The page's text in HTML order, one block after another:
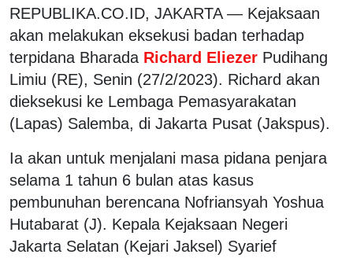
REPUBLIKA.CO.ID, JAKARTA — Kejaksaan
akan melakukan eksekusi badan terhadap
terpidana Bharada Richard Eliezer Pudihang
Limiu (RE), Senin (27/2/2023). Richard akan
dieksekusi ke Lembaga Pemasyarakatan
(Lapas) Salemba, di Jakarta Pusat (Jakspus).
Ia akan untuk menjalani masa pidana penjara
selama 1 tahun 6 bulan atas kasus
pembunuhan berencana Nofriansyah Yoshua
Hutabarat (J). Kepala Kejaksaan Negeri
Jakarta Selatan (Kejari Jaksel) Syarief